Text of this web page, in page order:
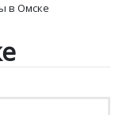
в Омске